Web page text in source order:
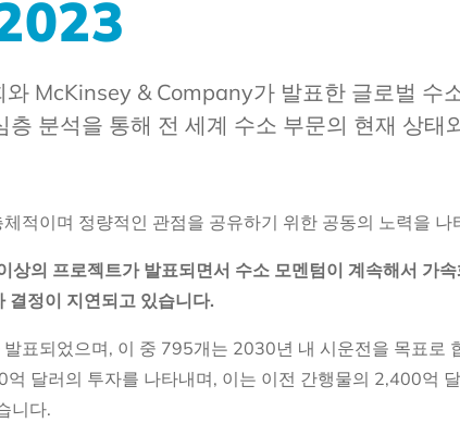
McKinsey & Company가 발표한 글로벌 수
분석을 통해 전 세계 수소 부문의 현재 상태
적이며 정량적인 관점을 공유하기 위한 공동의 노력을 나
의 프로젝트가 발표되면서 수소 모멘텀이 계속해서 가
결정이 지연되고 있습니다.
표되었으며, 이 중 795개는 2030년 내 시운전을 목표로
달러의 투자를 나타내며, 이는 이전 간행물의 2,400억
니다.